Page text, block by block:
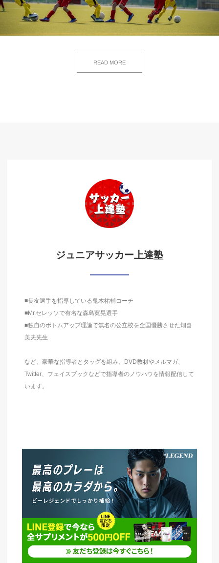
READ MORE
ジュニアサッカー上達塾
■長友選手を指導している鬼木祐輔コーチ
■Mr.セレッソで有名な森島寛晃選手
■独自のボトムアップ理論で無名の公立校を全国優勝させた畑喜
美夫先生
など、豪華な指導者とタッグを組み、DVD教材やメルマガ、
Twitter、フェイスブックなどで指導者のノウハウを情報配信して
います。